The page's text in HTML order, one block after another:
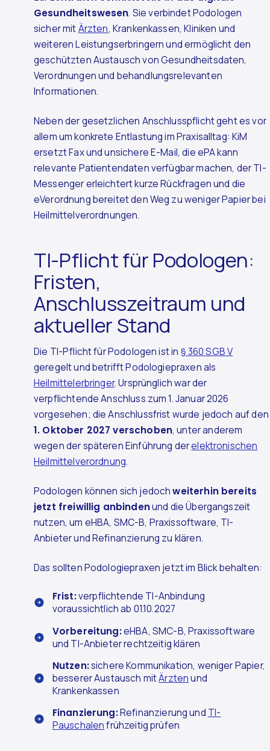
Gesundheitswesen. Sie verbindet Podologen
sicher mitÄrzten, Krankenkassen, Kliniken und
weiteren Leistungserbringern und ermöglicht den
geschützten Austausch von Gesundheitsdaten,
Verordnungen und behandlungsrelevanten
Informationen.
Neben der gesetzlichen Anschlusspflicht geht es vor
allem um konkrete Entlastung im Praxisalltag: KiM
ersetzt Fax und unsichere E-Mail, die ePA kann
relevante Patientendaten verfügbar machen, der TI-
Messenger erleichtert kurze Rückfragen und die
eVerordnung bereitet den Weg zu weniger Papier bei
Heilmittelverordnungen.
TI-Pflicht für Podologen:
Fristen,
Anschlusszeitraum und
aktueller Stand
Die TI-Pflicht für Podologen ist in § 360 SGB V
geregelt und betrifft Podologiepraxen als
Heilmittelerbringer. Ursprünglich war der
verpflichtende Anschluss zum 1. Januar 2026
vorgesehen; die Anschlussfrist wurde jedoch auf den
1. Oktober 2027 verschoben, unter anderem
wegen der späteren Einführung derelektronischen
Heilmittelverordnung.
Podologen können sich jedochweiterhin bereits
jetzt freiwillig anbindenund die Übergangszeit
nutzen, um eHBA, SMC-B, Praxissoftware, TI-
Anbieter und Refinanzierung zu klären.
Das sollten Podologiepraxen jetzt im Blick behalten:
Frist:verpflichtende TI-Anbindung
voraussichtlich ab 01.10.2027
Vorbereitung:eHBA, SMC-B, Praxissoftware
und TI-Anbieter rechtzeitig klären
Nutzen:sichere Kommunikation, weniger Papier,
besserer Austausch mitÄrztenund
Krankenkassen
Finanzierung:Refinanzierung und TI-
Pauschalenfrühzeitig prüfen